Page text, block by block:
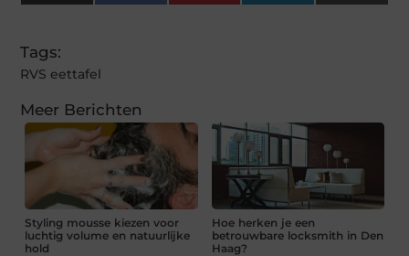
(Twitter)
Tags:
RVS eettafel
Meer Berichten
Styling mousse kiezen voor
luchtig volume en natuurlijke
hold
Hoe herken je een
betrouwbare locksmith in Den
Haag?